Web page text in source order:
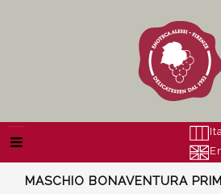
MASCHIO BONAVENTURA